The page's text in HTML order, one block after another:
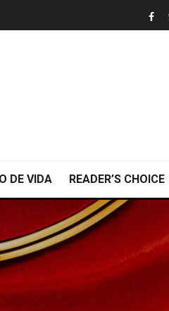
DE VIDA READER’S CHOICE